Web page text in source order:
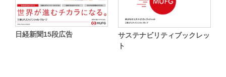
日経新聞15段広告
サステナビリティブックレッ
ト